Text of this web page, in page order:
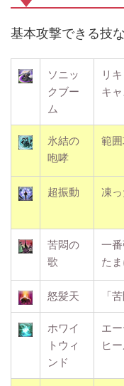
基本攻撃できる技
ソニッ
クブー
ム
リ
キ
氷結の
咆哮
範
超振動 凍
苦悶の
歌
一
た
怒髪天 「
ホワイ
トウィ
ンド
エ
ヒ